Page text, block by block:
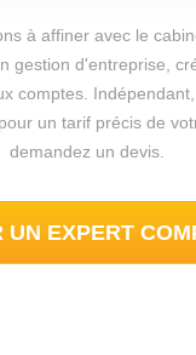
à affiner avec le
gestion d'entreprise,
comptes.
un tarif précis de
demandez un devis.
UN EXPERT